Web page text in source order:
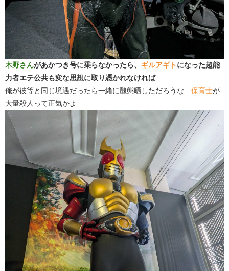
木野さんがあかつき号に乗らなかったら、 ギルアギトになった超能
力者エテ公共も変な思想に取り憑かれなければ
俺が彼等と同じ境遇だったら一緒に醜態晒しただろうな… 保育士が
大量殺人って正気かよ